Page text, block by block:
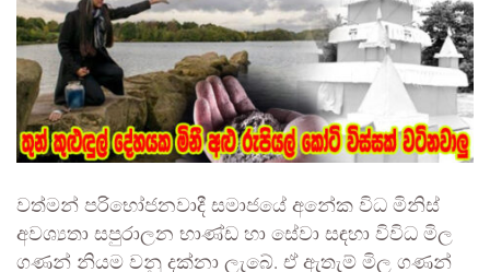
වත්මන් පරිභෝජනවාදී සමාජයේ අනේක විධ මිනිස්
අවශ්‍යතා සපුරාලන භාණ්ඩ හා සේවා සඳහා විවිධ මිල
ගණන් නියම වනු දක්නා ලැබේ. ඒ ඇතැම් මිල ගණන්